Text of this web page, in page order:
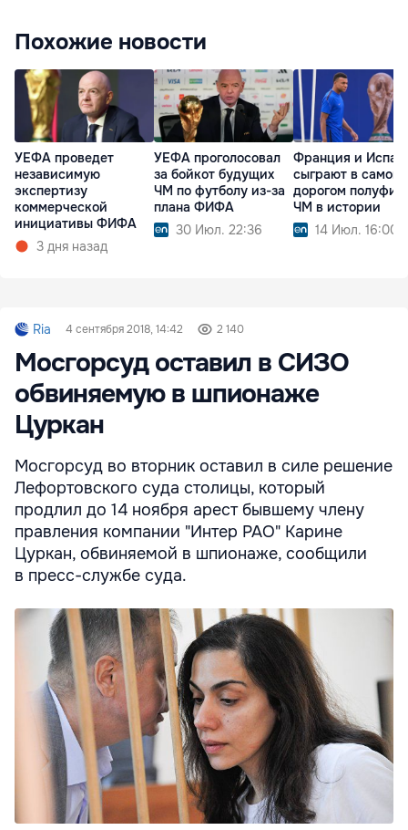
Похожие новости
УЕФА проведет
независимую
экспертизу
коммерческой
инициативы ФИФА
3 дня назад
УЕФА проголосовал
за бойкот будущих
ЧМ по футболу из-за
плана ФИФА
30 Июл. 22:36
Франция и
сыграют в самом
дорогом
ЧМ в истории
14 Июл. 16:00
Ria 4 сентября 2018, 14:42 2 140
Мосгорсуд оставил в СИЗО
обвиняемую в шпионаже
Цуркан
Мосгорсуд во вторник оставил в силе решение
Лефортовского суда столицы, который
продлил до 14 ноября арест бывшему члену
правления компании "Интер РАО" Карине
Цуркан, обвиняемой в шпионаже, сообщили
в пресс-службе суда.